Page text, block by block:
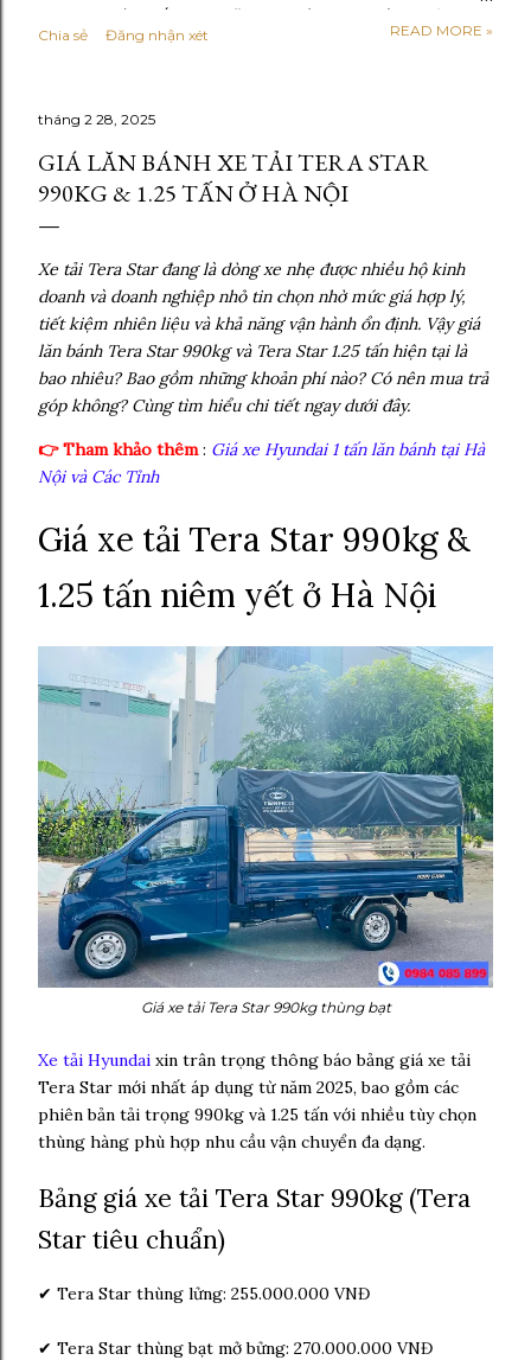
Hyundai mới nhất 2026 Năm 2026 được xem là giai đoạn
thị trường xe tải bước vào trạng thái ổn định hơn sau thời
tiêu chuẩn Euro 5, một số phân khúc bắt đầu định hướng
lên Euro 6 trong tương lai gần. So với giai đoạn 2024–
2025, giá xe tải Hyundai năm 2026 không còn tăng mạnh
theo kiểu đột biến. Thay vào đó, giá bán được điều chỉnh
linh hoạt theo từng dòng xe, cấu hình thùng và chính
sách từng đại lý . Các yếu tố ảnh hưởng trực tiếp đến giá
gồm: - Chi phí linh kiện nhập khẩu và lắp ráp trong nước
- Nhu cầu vận tải nội đô và liên tỉnh tăng trở...
Chia sẻ Đăng nhận xét READ MORE »
tháng 2 28, 2025
GIÁ LĂN BÁNH XE TẢI TERA STAR
990KG & 1.25 TẤN Ở HÀ NỘI
Xe tải Tera Star đang là dòng xe nhẹ được nhiều hộ kinh
doanh và doanh nghiệp nhỏ tin chọn nhờ mức giá hợp lý,
tiết kiệm nhiên liệu và khả năng vận hành ổn định. Vậy giá
lăn bánh Tera Star 990kg và Tera Star 1.25 tấn hiện tại là
bao nhiêu? Bao gồm những khoản phí nào? Có nên mua trả
góp không? Cùng tìm hiểu chi tiết ngay dưới đây.
👉 Tham khảo thêm : Giá xe Hyundai 1 tấn lăn bánh tại Hà
Nội và Các Tỉnh
Giá xe tải Tera Star 990kg &
1.25 tấn niêm yết ở Hà Nội
Giá xe tải Tera Star 990kg thùng bạt
Xe tải Hyundai xin trân trọng thông báo bảng giá xe tải
Tera Star mới nhất áp dụng từ năm 2025, bao gồm các
phiên bản tải trọng 990kg và 1.25 tấn với nhiều tùy chọn
thùng hàng phù hợp nhu cầu vận chuyển đa dạng.
Bảng giá xe tải Tera Star 990kg (Tera
Star tiêu chuẩn)
✔ Tera Star thùng lửng: 255.000.000 VNĐ
✔ Tera Star thùng bạt mở bửng: 270.000.000 VNĐ